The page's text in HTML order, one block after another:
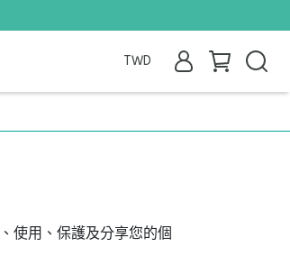
TWD
使用、保護及分享您的個